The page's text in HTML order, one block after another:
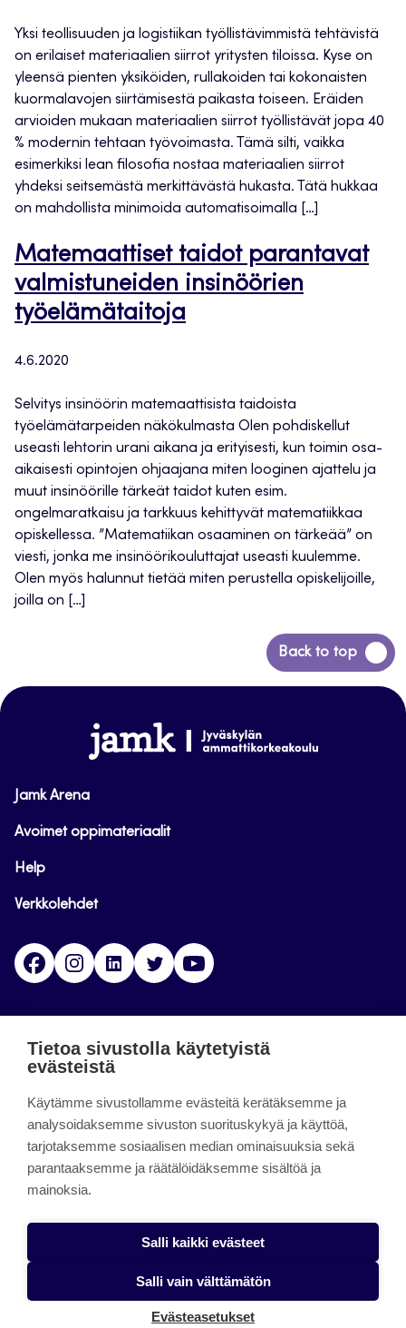
Yksi teollisuuden ja logistiikan työllistävimmistä tehtävistä
on erilaiset materiaalien siirrot yritysten tiloissa. Kyse on
yleensä pienten yksiköiden, rullakoiden tai kokonaisten
kuormalavojen siirtämisestä paikasta toiseen. Eräiden
arvioiden mukaan materiaalien siirrot työllistävät jopa 40
% modernin tehtaan työvoimasta. Tämä silti, vaikka
esimerkiksi lean filosofia nostaa materiaalien siirrot
yhdeksi seitsemästä merkittävästä hukasta. Tätä hukkaa
on mahdollista minimoida automatisoimalla […]
Matemaattiset taidot parantavat
valmistuneiden insinöörien
työelämätaitoja
4.6.2020
Selvitys insinöörin matemaattisista taidoista
työelämätarpeiden näkökulmasta Olen pohdiskellut
useasti lehtorin urani aikana ja erityisesti, kun toimin osa-
aikaisesti opintojen ohjaajana miten looginen ajattelu ja
muut insinöörille tärkeät taidot kuten esim.
ongelmaratkaisu ja tarkkuus kehittyvät matematiikkaa
opiskellessa. ”Matematiikan osaaminen on tärkeää” on
viesti, jonka me insinöörikouluttajat useasti kuulemme.
Olen myös halunnut tietää miten perustella opiskelijoille,
joilla on […]
Back to top
Siirry
takaisin
www.jamk.fi
Jamk Arena
Avoimet oppimateriaalit
Help
Verkkolehdet
FacebookInstagramLinkedinTwitter
päättynyt 11.9.2023.
About the site
Käyttöehdot
Saavutettavuusseloste
Alasottoilmoitus
Tietoa sivustolla käytetyistä
evästeistä
Käytämme sivustollamme evästeitä kerätäksemme ja
analysoidaksemme sivuston suorituskykyä ja käyttöä,
tarjotaksemme sosiaalisen median ominaisuuksia sekä
parantaaksemme ja räätälöidäksemme sisältöä ja
mainoksia.
Salli kaikki evästeet
Salli vain välttämätön
Evästeasetukset